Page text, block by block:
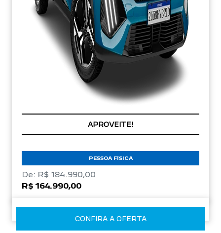
BÔNUS TRADE-IN
PESSOA FÍSICA
De: R$ 184.990,00
R$ 164.990,00
CONFIRA A OFERTA